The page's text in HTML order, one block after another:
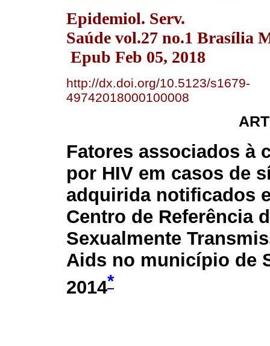
Epidemiol. Serv.
Saúde vol.27 no.1 Brasília
Epub Feb 05, 2018
http://dx.doi.org/10.5123/s1679-
49742018000100008
Fatores associados à
por HIV em casos de
adquirida notificados
Centro de Referência
Sexualmente
Aids no município de
2014*